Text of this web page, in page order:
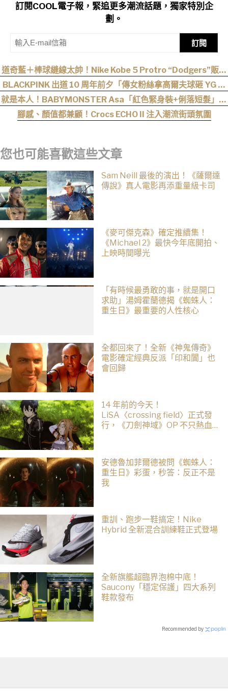
訂閱COOL電子報，緊追更多潮流話題，獨家特別企
劃。
訂閱
道奇藍＋棒球縫線太帥！Nike Kobe 5 Protro “Dodgers”販售
資訊釋出
BLACKPINK 出道 10 周年前夕「傳女粉絲拿高爾夫球砸 YG 」
官方緊急改口：全員出席見面會！
就是本人！BABYMONSTER Asa「紅色緊身裝+俐落短髮」與
艾達王相似度爆表，粉絲狂刷「ASA Wong」
腳感、顏值都兼顧！Crocs ECHO II 注入潮流街頭氛圍
您也可能喜歡這些文章
Sam Neill 最後的演出！《薩爾達
傳說》真人電影再添重量級卡司
《麥可傑克森》確定推續集！
《Michael 2》最快今年底開拍、
上映時間曝光
「有時候最勇敢的事，就是開口
求助」湯姆霍蘭德揭《蜘蛛人：
重生日》最重要的人性核心
全都回來了！全新《神鬼傳奇》
電影確定經典反派「印和闐」也
會回歸
14 年前的今天！
LiSA〈crossing field〉正式發
行，《刀劍神域》OP 不只熱血還
安德魯加菲爾德被問《蜘蛛人：
重生日》彩蛋，秒答：反正不是
我
重訓、跑步一鞋搞定！Nike
Hybrid 全新混合訓練鞋正式登場
全新旗艦超臨界泡棉中底！
Saucony「穩定保護」四大系列
鞋款發布
Recommended by